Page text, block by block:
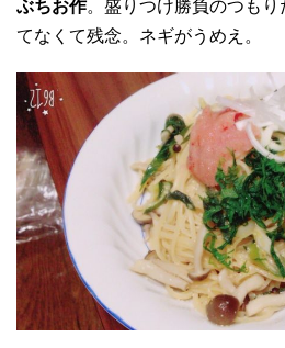
ぶちお作。盛りつけ勝負のつもり
てなくて残念。ネギがうめえ。